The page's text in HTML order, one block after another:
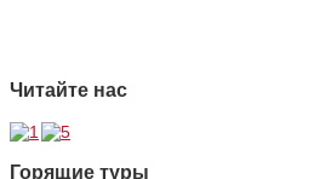
Читайте нас
Горящие туры